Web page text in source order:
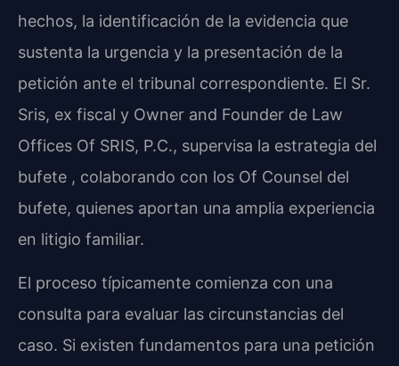
hechos, la identificación de la evidencia que
sustenta la urgencia y la presentación de la
petición ante el tribunal correspondiente. El Sr.
Sris, ex fiscal y Owner and Founder de Law
Offices Of SRIS, P.C., supervisa la estrategia del
bufete , colaborando con los Of Counsel del
bufete, quienes aportan una amplia experiencia
en litigio familiar.
El proceso típicamente comienza con una
consulta para evaluar las circunstancias del
caso. Si existen fundamentos para una petición